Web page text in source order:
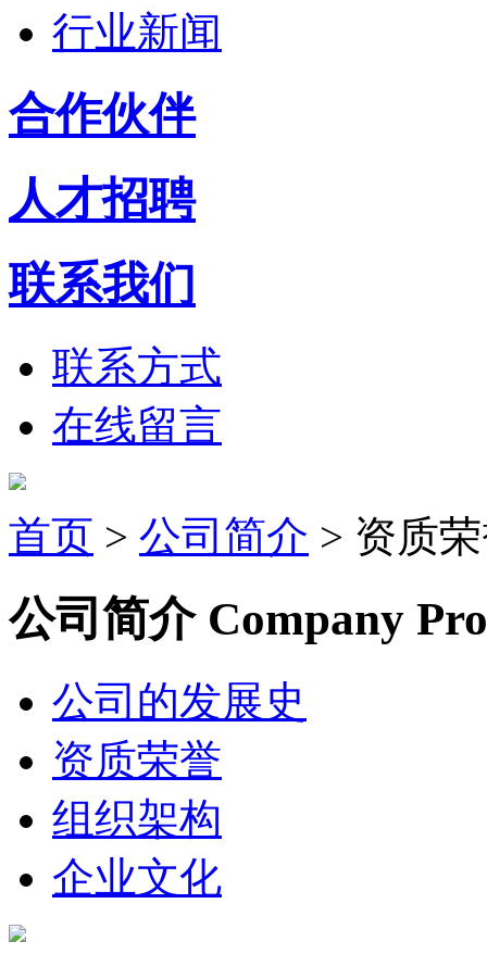
行业新闻
合作伙伴
人才招聘
联系我们
联系方式
在线留言
首页 > 公司简介 > 资质
公司简介 Company
公司的发展史
资质荣誉
组织架构
企业文化